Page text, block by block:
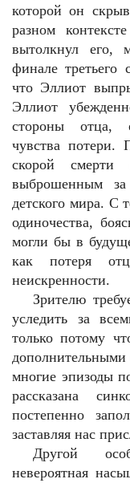
которой он
разном
вытолкнул его,
финале
что Эллиот
Эллиот
стороны отца,
чувства потери.
скорой смерти
выброшенным за
детского мира. С
одиночества,
могли бы в
как потеря
неискренности.
Зрителю
уследить за
только потому
многие эпизоды
рассказана
постепенно
заставляя нас
Другой
невероятная